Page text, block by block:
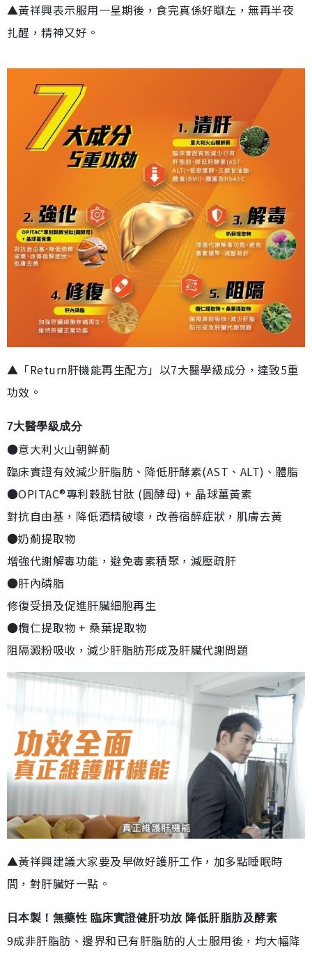
▲黃祥興表示服用一星期後，食完真係好瞓左，無再半夜
扎醒，精神又好。
▲「Return肝機能再生配方」以7大醫學級成分，達致5重
功效。
7大醫學級成分
●意大利火山朝鮮薊
臨床實證有效減少肝脂肪、降低肝酵素(AST、ALT)、體脂
●OPITAC®專利穀胱甘肽 (圓酵母) + 晶球薑黃素
對抗自由基，降低酒精破壞，改善宿醉症狀，肌膚去黃
●奶薊提取物
增強代謝解毒功能，避免毒素積聚，減壓疏肝
●肝內磷脂
修復受損及促進肝臟細胞再生
●欖仁提取物 + 桑葉提取物
阻隔澱粉吸收，減少肝脂肪形成及肝臟代謝問題
▲黃祥興建議大家要及早做好護肝工作，加多點睡眠時
間，對肝臟好一點。
日本製！無藥性 臨床實證健肝功放 降低肝脂肪及酵素
9成非肝脂肪、邊界和已有肝脂肪的人士服用後，均大幅降